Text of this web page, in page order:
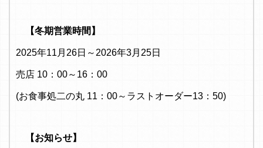
【冬期営業時間】
2025年11月26日～2026年3月25日
売店 10：00～16：00
(お食事処二の丸 11：00～ラストオーダー13：50)
【お知らせ】